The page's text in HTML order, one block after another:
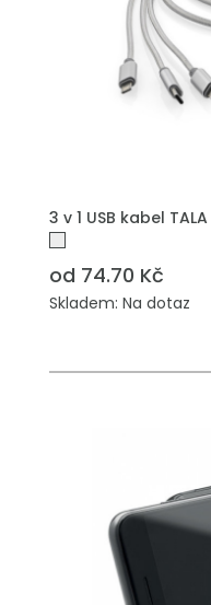
3 v 1 USB kabel TALA
od 74.70 Kč
Skladem: Na dotaz